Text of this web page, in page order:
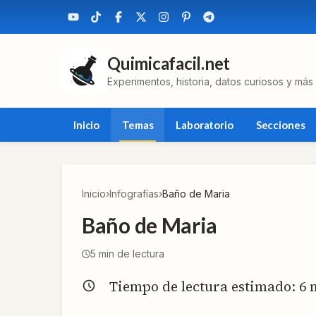
Quimicafacil.net
Experimentos, historia, datos curiosos y más
Inicio Temas Laboratorio Secciones
Inicio›Infografías›Baño de Maria
Baño de Maria
5 min de lectura
Tiempo de lectura estimado: 6